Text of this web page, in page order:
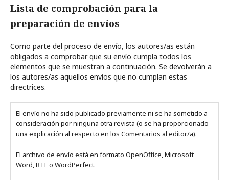
Lista de comprobación para la
preparación de envíos
Como parte del proceso de envío, los autores/as están
obligados a comprobar que su envío cumpla todos los
elementos que se muestran a continuación. Se devolverán a
los autores/as aquellos envíos que no cumplan estas
directrices.
El envío no ha sido publicado previamente ni se ha sometido a
consideración por ninguna otra revista (o se ha proporcionado
una explicación al respecto en los Comentarios al editor/a).
El archivo de envío está en formato OpenOffice, Microsoft
Word, RTF o WordPerfect.